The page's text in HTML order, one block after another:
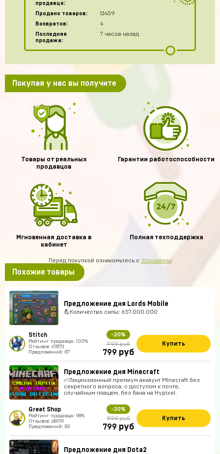
продавце:
Продано товаров:
13459
Возвратов:
4
Последняя
продажа:
7 часов назад
Покупая у нас вы получите
Товары от реальных
продавцов
Гарантии работоспособности
Мгновенная доставка в
кабинет
Полная техподдержка
Перед покупкой ознакомьтесь с Условиями
Похожие товары
Предложение дня Lords Mobile
💪Количество силы: 657.000.000
Stitch
Рейтинг продавца: 100%
Отзывов: 67873
Предложений: 87
-20%
999 руб
799 руб
Купить
Предложение дня Minecraft
✅Лицензионный премиум аккаунт Minecraft без
секретного вопроса, с доступом к почте,
случайным плащем, без бана на Hypixel.
Great Shop
Рейтинг продавца: 98%
Отзывов: 68091
Предложений: 83
-20%
999 руб
799 руб
Купить
Предложение дня Dota2